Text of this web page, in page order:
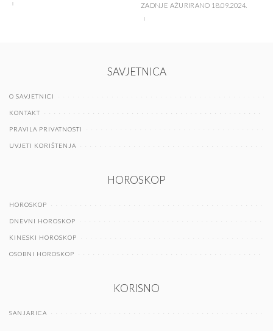
ZADNJE AŽURIRANO 18.09.2024.
SAVJETNICA
O SAVJETNICI
KONTAKT
PRAVILA PRIVATNOSTI
UVJETI KORIŠTENJA
HOROSKOP
HOROSKOP
DNEVNI HOROSKOP
KINESKI HOROSKOP
OSOBNI HOROSKOP
KORISNO
SANJARICA